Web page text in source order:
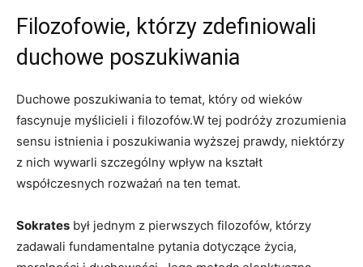
Filozofowie, którzy‍ zdefiniowali
duchowe poszukiwania
Duchowe poszukiwania to temat, ⁤który od ⁤wieków
fascynuje myślicieli i filozofów.W tej podróży zrozumienia​
sensu istnienia i poszukiwania wyższej ⁢prawdy, niektórzy
z ⁢nich wywarli ‌szczególny wpływ na kształt
współczesnych rozważań na ten temat.
Sokrates był jednym z​ pierwszych filozofów, którzy
zadawali fundamentalne​ pytania dotyczące życia,